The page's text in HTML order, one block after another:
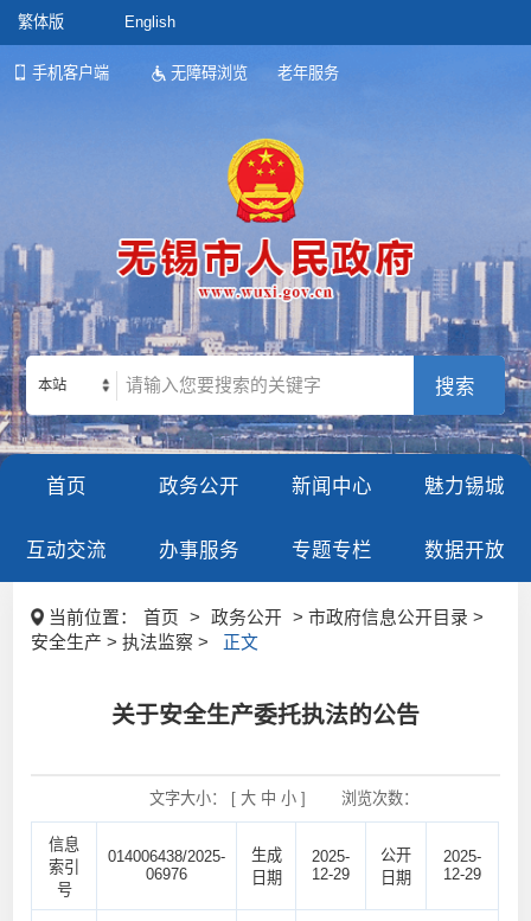
繁体版 English
手机客户端 无障碍浏览 老年服务
本站
首页 政务公开 新闻中心 魅力锡城
互动交流 办事服务 专题专栏 数据开放
当前位置： 首页 > 政务公开
> 市政府信息公开目录 >
安全生产 > 执法监察 >
正文
关于安全生产委托执法的公告
文字大小： [ 大 中 小] 浏览次数：
信息
索引
号
014006438/2025-
06976
生成
日期
2025-
12-29
公开
日期
2025-
12-29